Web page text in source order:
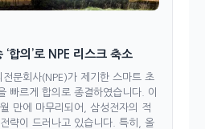
합의’로 NPE 리스크 축소
문회사(NPE)가 제기한 스마트 초
빠르게 합의로 종결하였습니다. 이
만에 마무리되어, 삼성전자의 적
략이 드러나고 있습니다. 특히, 올